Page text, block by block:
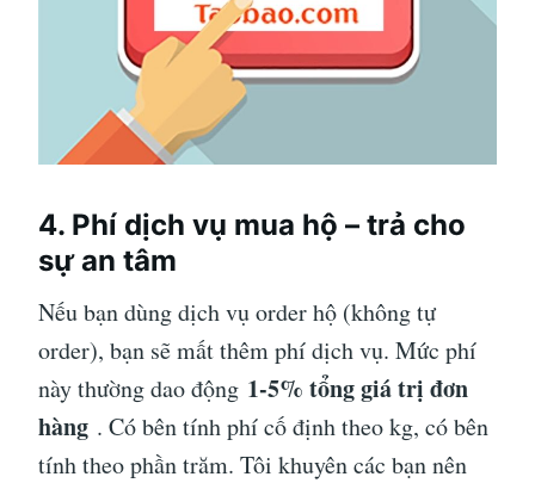
4. Phí dịch vụ mua hộ – trả cho
sự an tâm
Nếu bạn dùng dịch vụ order hộ (không tự
order), bạn sẽ mất thêm phí dịch vụ. Mức phí
này thường dao động 1-5% tổng giá trị đơn
hàng . Có bên tính phí cố định theo kg, có bên
tính theo phần trăm. Tôi khuyên các bạn nên